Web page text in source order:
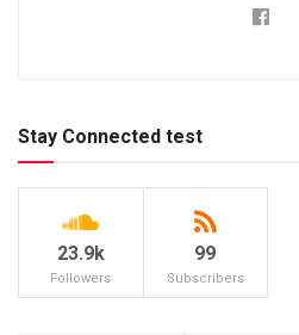
Stay Connected test
23.9k
Followers
99
Subscribers